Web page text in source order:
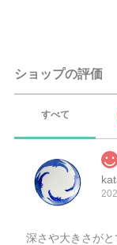
ショップの評価
すべて
深さや大きさが